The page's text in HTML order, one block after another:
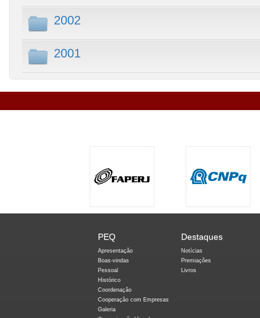
2002
2001
PEQ
Apresentação
Boas-vindas
Pessoal
Histórico
Coordenação
Cooperação com Empresas
Galeria
Destaques
Notícias
Premiações
Livros